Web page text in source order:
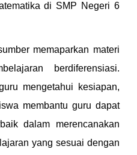
di SMP Negeri 6
memaparkan materi
berdiferensiasi.
mengetahui kesiapan,
membantu guru dapat
dalam merencanakan
yang sesuai dengan